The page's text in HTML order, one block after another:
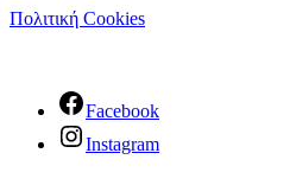
Πολιτική Cookies
Facebook
Instagram